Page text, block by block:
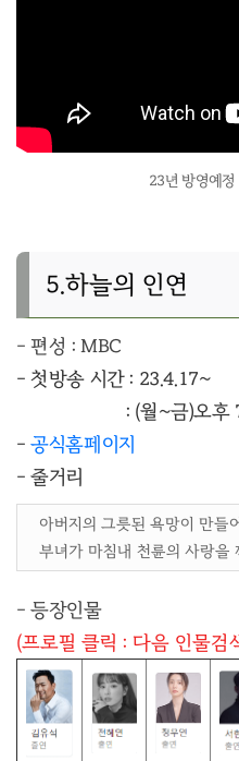
23년 방영예
5.하늘의 인연
- 편성 : MBC
- 첫방송 시간 : 23.4.17~
: (월~금)오후
-공식홈페이지
- 줄거리
아버지의 그릇된 욕망이 만들
부녀가 마침내 천륜의 사랑을
- 등장인물
(프로필 클릭 : 다음 인물검